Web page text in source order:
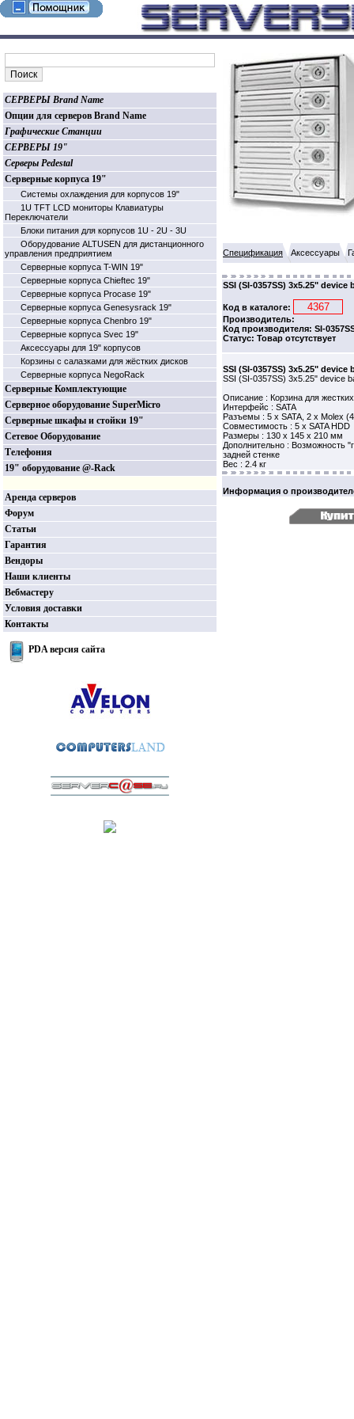
СЕРВЕРЫ Brand Name
Опции для серверов Brand Name
Графические Станции
СЕРВЕРЫ 19"
Серверы Pedestal
Серверные корпуса 19"
Системы охлаждения для корпусов 19"
1U TFT LCD мониторы Клавиатуры
Переключатели
Блоки питания для корпусов 1U - 2U - 3U
Оборудование ALTUSEN для дистанционного
управления предприятием
Серверные корпуса T-WIN 19"
Серверные корпуса Chieftec 19"
Серверные корпуса Procase 19"
Серверные корпуса Genesysrack 19"
Серверные корпуса Сhenbro 19"
Серверные корпуса Svec 19"
Аксессуары для 19" корпусов
Корзины c салазками для жёстких дисков
Серверные корпуса NegoRack
Серверные Комплектующие
Серверное оборудование SuperMicro
Серверные шкафы и стойки 19"
Сетевое Оборудование
Телефония
19" оборудование @-Rack
Аренда серверов
Форум
Статьи
Гарантия
Вендоры
Наши клиенты
Вебмастеру
Условия доставки
Контакты
PDA версия сайта
Спецификация Аксессуары
SSI (SI-0357SS) 3x5.25" device
Код в каталоге:
Производитель:
Код производителя: SI-
Статус: Товар отсутствует
SSI (SI-0357SS) 3x5.25" device
SSI (SI-0357SS) 3x5.25" device
Описание : Корзина для
Интерфейс : SATA
Разъемы : 5 x SATA, 2 x Molex
Совместимость : 5 x SATA HDD
Размеры : 130 х 145 х 210 мм
Дополнительно : Возможность
задней стенке
Вес : 2.4 кг
Информация о